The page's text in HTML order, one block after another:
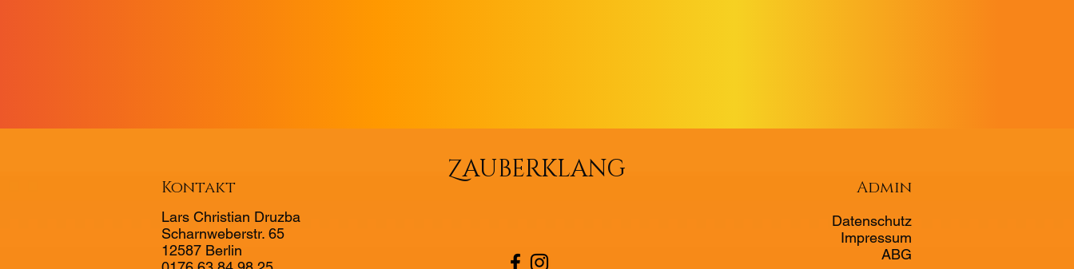
Admin
ZAUBERKLANG
Kontakt
Lars Christian Druzba
Scharnweberstr. 65
12587 Berlin
Datenschutz
Impressum
ABG